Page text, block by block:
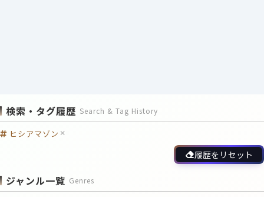
検索・タグ履歴 Search & Tag History
ヒシアマゾン
履歴をリセット
ジャンル一覧 Genres